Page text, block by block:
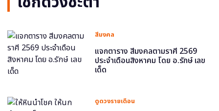
สีมงคล
แจกตาราง สีมงคลตามราศี 2569
ประจำเดือนสิงหาคม โดย อ.รักษ์ เลข
เด็ด
ดูดวงรายเดือน